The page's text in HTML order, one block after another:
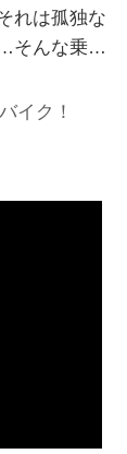
れは孤独な
そんな乗り
イク！